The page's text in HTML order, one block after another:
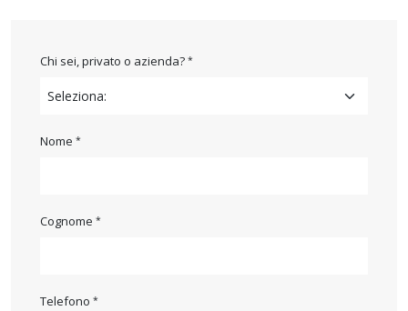
Chi sei, privato o azienda?
Nome
Cognome
Telefono